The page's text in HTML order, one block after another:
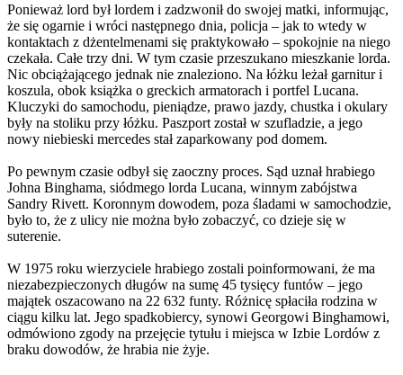
Ponieważ lord był lordem i zadzwonił do swojej matki, informując,
że się ogarnie i wróci następnego dnia, policja – jak to wtedy w
kontaktach z dżentelmenami się praktykowało – spokojnie na niego
czekała. Całe trzy dni. W tym czasie przeszukano mieszkanie lorda.
Nic obciążającego jednak nie znaleziono. Na łóżku leżał garnitur i
koszula, obok książka o greckich armatorach i portfel Lucana.
Kluczyki do samochodu, pieniądze, prawo jazdy, chustka i okulary
były na stoliku przy łóżku. Paszport został w szufladzie, a jego
nowy niebieski mercedes stał zaparkowany pod domem.
Po pewnym czasie odbył się zaoczny proces. Sąd uznał hrabiego
Johna Binghama, siódmego lorda Lucana, winnym zabójstwa
Sandry Rivett. Koronnym dowodem, poza śladami w samochodzie,
było to, że z ulicy nie można było zobaczyć, co dzieje się w
suterenie.
W 1975 roku wierzyciele hrabiego zostali poinformowani, że ma
niezabezpieczonych długów na sumę 45 tysięcy funtów – jego
majątek oszacowano na 22 632 funty. Różnicę spłaciła rodzina w
ciągu kilku lat. Jego spadkobiercy, synowi Georgowi Binghamowi,
odmówiono zgody na przejęcie tytułu i miejsca w Izbie Lordów z
braku dowodów, że hrabia nie żyje.